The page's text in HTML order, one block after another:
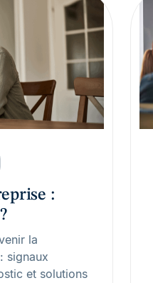
:
la
signaux
et solutions